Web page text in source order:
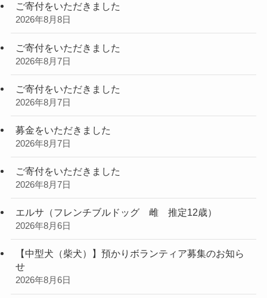
ご寄付をいただきました
2026年8月8日
ご寄付をいただきました
2026年8月7日
ご寄付をいただきました
2026年8月7日
募金をいただきました
2026年8月7日
ご寄付をいただきました
2026年8月7日
エルサ（フレンチブルドッグ 雌 推定12歳）
2026年8月6日
【中型犬（柴犬）】預かりボランティア募集のお知ら
せ
2026年8月6日